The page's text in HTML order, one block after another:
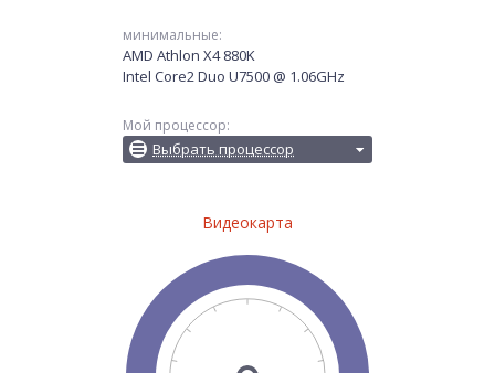
минимальные:
AMD Athlon X4 880K
Intel Core2 Duo U7500 @ 1.06GHz
Мой процессор:
Выбрать процессор
Видеокарта